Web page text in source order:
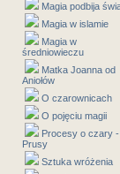
Magia podbija
Magia w islamie
Magia w
średniowieczu
Matka Joanna od
Aniołów
O czarownicach
O pojęciu magii
Procesy o czary -
Prusy
Sztuka wróżenia